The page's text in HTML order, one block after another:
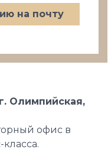
на почту
Олимпийская,
офис в